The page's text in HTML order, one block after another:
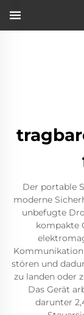
Der portable
moderne
unbefugte
kompakte
stören und
zu landen oder
Das Gerät
darunter